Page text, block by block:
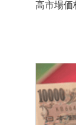
高市場価